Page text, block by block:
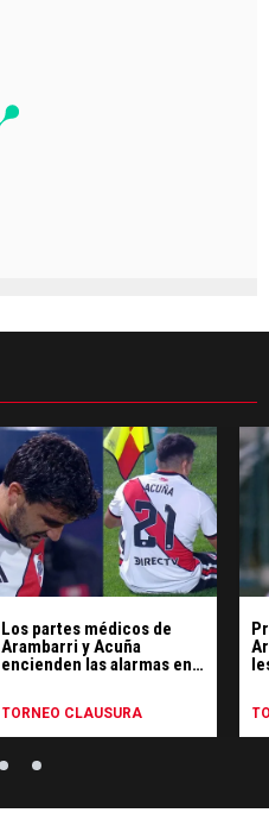
Los partes médicos de
Arambarri y Acuña
encienden las alarmas en
TORNEO CLAUSURA